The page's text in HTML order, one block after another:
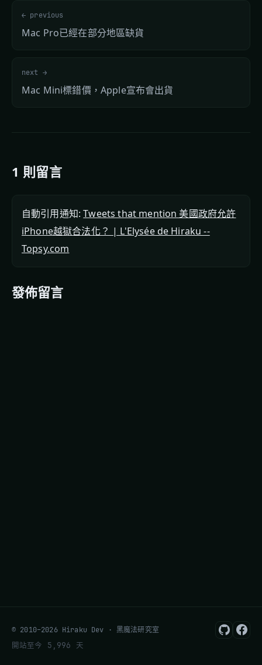
← previous
Mac Pro已經在部分地區缺貨
next →
Mac Mini標錯價，Apple宣布會出貨
1 則留言
自動引用通知:Tweets that mention 美國政府允許
iPhone越獄合法化？ | L'Elysée de Hiraku --
Topsy.com
發佈留言
© 2010–2026 Hiraku Dev · 黑魔法研究室
開站至今 5,996 天